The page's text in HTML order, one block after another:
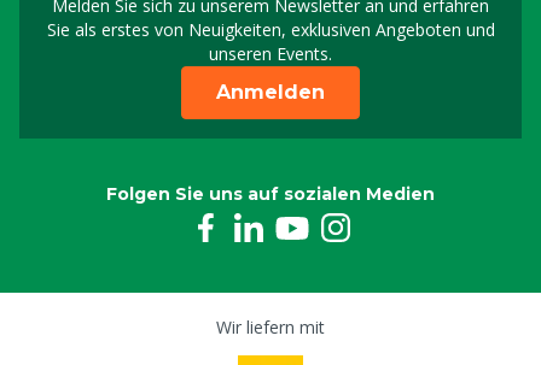
Melden Sie sich zu unserem Newsletter an und erfahren
Sie als erstes von Neuigkeiten, exklusiven Angeboten und
unseren Events.
Melden Sie sich für
Anmelden
Folgen Sie uns auf sozialen Medien
Wir liefern mit